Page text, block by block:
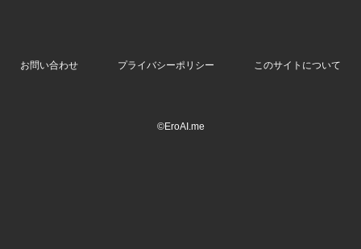
お問い合わせ プライバシーポリシー このサイトについて
©EroAI.me